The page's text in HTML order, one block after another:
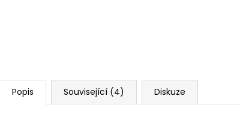
Popis Související (4) Diskuze